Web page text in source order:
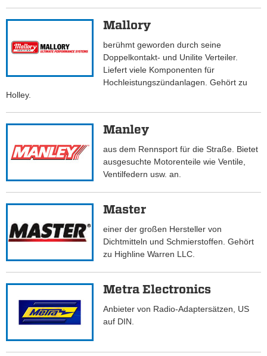
Mallory
berühmt geworden durch seine
Doppelkontakt- und Unilite Verteiler.
Liefert viele Komponenten für
Hochleistungszündanlagen. Gehört zu
Holley.
Manley
aus dem Rennsport für die Straße. Bietet
ausgesuchte Motorenteile wie Ventile,
Ventilfedern usw. an.
Master
einer der großen Hersteller von
Dichtmitteln und Schmierstoffen. Gehört
zu Highline Warren LLC.
Metra Electronics
Anbieter von Radio-Adaptersätzen, US
auf DIN.